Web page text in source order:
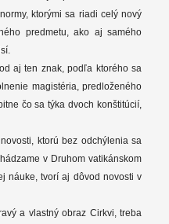
ktorými sa riadi celý nový
predmetu, ako aj samého
aj ten znak, podľa ktorého sa
magistéria, predloženého
čo sa týka dvoch konštitúcií,
ktorú bez odchýlenia sa
v Druhom vatikánskom
náuke, tvorí aj dôvod novosti v
a vlastný obraz Cirkvi, treba